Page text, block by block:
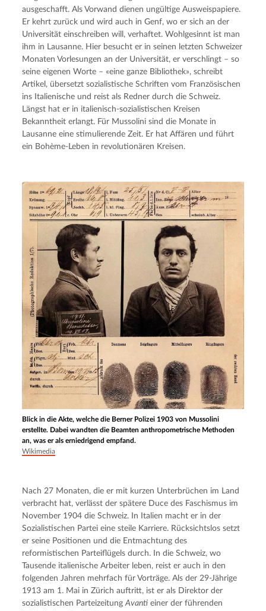
ausgeschafft. Als Vorwand dienen ungültige Ausweispapiere.
Er kehrt zurück und wird auch in Genf, wo er sich an der
Universität einschreiben will, verhaftet. Wohlgesinnt ist man
ihm in Lausanne. Hier besucht er in seinen letzten Schweizer
Monaten Vorlesungen an der Universität, er verschlingt – so
seine eigenen Worte – «eine ganze Bibliothek», schreibt
Artikel, übersetzt sozialistische Schriften vom Französischen
ins Italienische und reist als Redner durch die Schweiz.
Längst hat er in italienisch-sozialistischen Kreisen
Bekanntheit erlangt. Für Mussolini sind die Monate in
Lausanne eine stimulierende Zeit. Er hat Affären und führt
ein Bohème-Leben in revolutionären Kreisen.
Blick in die Akte, welche die Berner Polizei 1903 von Mussolini
erstellte. Dabei wandten die Beamten anthropometrische Methoden
an, was er als erniedrigend empfand.
Wikimedia
Nach 27 Monaten, die er mit kurzen Unterbrüchen im Land
verbracht hat, verlässt der spätere Duce des Faschismus im
November 1904 die Schweiz. In Italien macht er in der
Sozialistischen Partei eine steile Karriere. Rücksichtslos setzt
er seine Positionen und die Entmachtung des
reformistischen Parteiflügels durch. In die Schweiz, wo
Tausende italienische Arbeiter leben, reist er auch in den
folgenden Jahren mehrfach für Vorträge. Als der 29-Jährige
1913 am 1. Mai in Zürich auftritt, ist er als Direktor der
sozialistischen Parteizeitung Avanti einer der führenden